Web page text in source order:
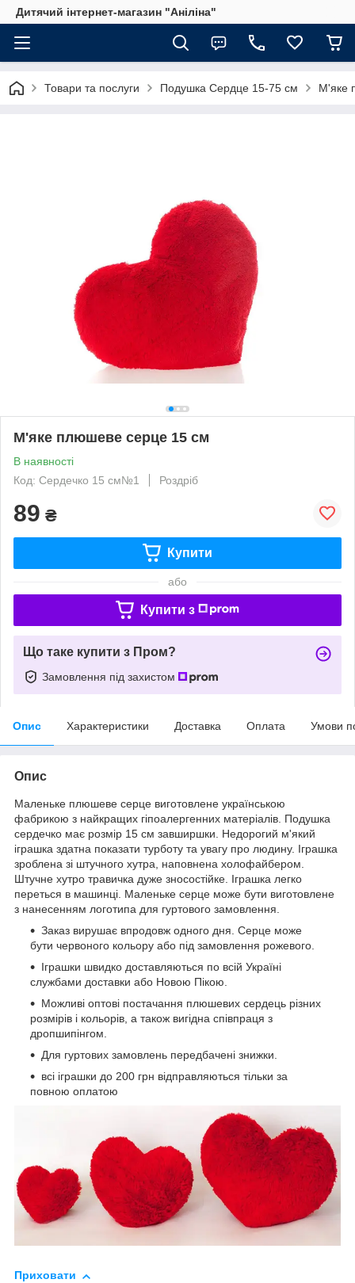
Дитячий інтернет-магазин "Аніліна"
Товари та послуги Подушка Сердце 15-75 см М'яке
М'яке плюшеве серце 15 см
В наявності
Код: Сердечко 15 см№1
Роздріб
89 ₴
Купити
або
Купити з
Що таке купити з Пром?
Замовлення під захистом
Опис Характеристики Доставка Оплата Умови
Опис
Маленьке плюшеве серце виготовлене українською
фабрикою з найкращих гіпоалергенних матеріалів. Подушка
сердечко має розмір 15 см завширшки. Недорогий м'який
іграшка здатна показати турботу та увагу про людину. Іграшка
зроблена зі штучного хутра, наповнена холофайбером.
Штучне хутро травичка дуже зносостійке. Іграшка легко
переться в машинці. Маленьке серце може бути виготовлене
з нанесенням логотипа для гуртового замовлення.
Заказ вирушає впродовж одного дня. Серце може
бути червоного кольору або під замовлення рожевого.
Іграшки швидко доставляються по всій Україні
службами доставки або Новою Пікою.
Можливі оптові постачання плюшевих сердець різних
розмірів і кольорів, а також вигідна співпраця з
дропшипінгом.
Для гуртових замовлень передбачені знижки.
всі іграшки до 200 грн відправляються тільки за
повною оплатою
Приховати